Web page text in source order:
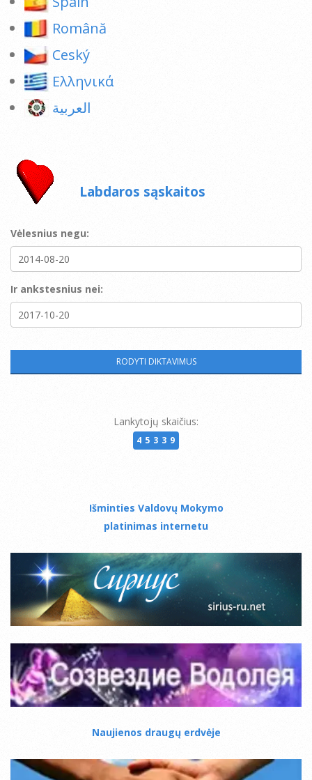
Română
Ceský
Ελληνικά
العربية
Labdaros sąskaitos
Vėlesnius negu:
Ir ankstesnius nei:
Lankytojų skaičius:
45339
Išminties Valdovų Mokymo
platinimas internetu
Naujienos draugų erdvėje